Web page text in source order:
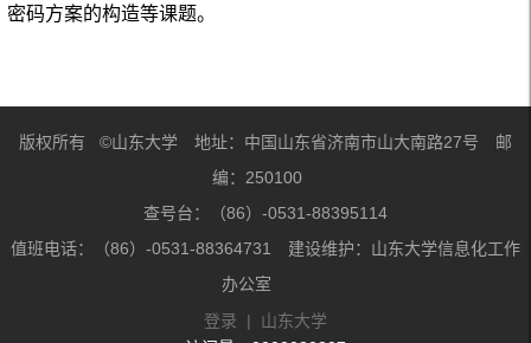
密码方案的构造等课题。
版权所有 ©山东大学 地址：中国山东省济南市山大南路27号 邮
编：250100
查号台：（86）-0531-88395114
值班电话：（86）-0531-88364731 建设维护：山东大学信息化工作
办公室
登录 | 山东大学